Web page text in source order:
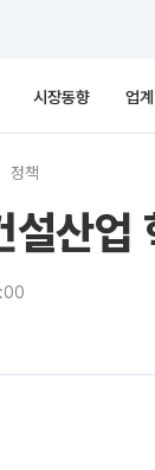
시장동향 업계
정책
설산업